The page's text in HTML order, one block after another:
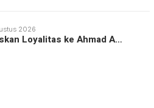
2026
Loyalitas ke Ahmad A…